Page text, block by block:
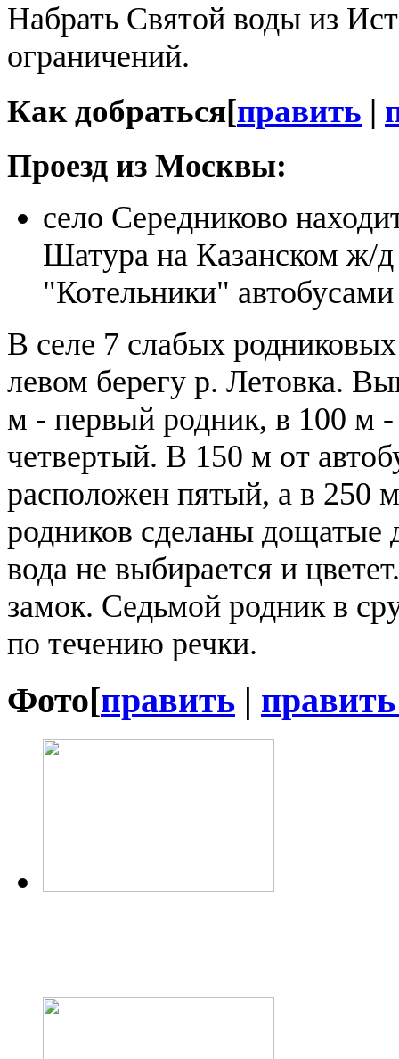
Набрать Святой воды из
ограничений.
Как добраться[править |
Проезд из Москвы:
село Середниково
Шатура на Казанском ж/
"Котельники"
В селе 7 слабых
левом берегу р. Летовка.
м - первый родник, в 100 м
четвертый. В 150 м от
расположен пятый, а в 250
родников сделаны дощатые
вода не выбирается и
замок. Седьмой родник в
по течению речки.
Фото[править |